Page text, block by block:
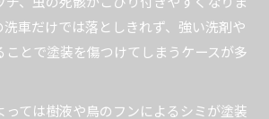
洗車だけでは落としきれず、強い洗剤や
とで塗装を傷つけてしまうケースが多
っては樹液や鳥のフンによるシミが塗装